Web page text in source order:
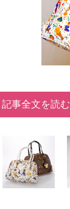
記事全文を読む